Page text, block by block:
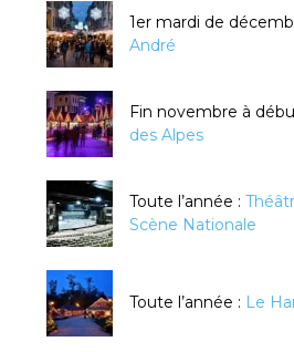
1er mardi de
André
Fin novembre à
des Alpes
Toute l’année :
Scène Nationale
Toute l’année : Le